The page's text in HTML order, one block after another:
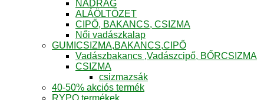
NADRÁG
ALÁÖLTÖZET
CIPŐ, BAKANCS, CSIZMA
Női vadászkalap
GUMICSIZMA,BAKANCS,CIPŐ
Vadászbakancs ,Vadászcipő, BŐRCSIZMA
CSIZMA
csizmazsák
40-50% akciós termék
RYPO termékek